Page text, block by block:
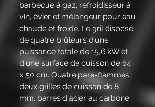
barbecue à gaz, refroidisseur à
vin, évier et mélangeur pour eau
chaude et froide. Le gril dispose
de quatre brûleurs d'une
puissance totale de 15,6 kW et
d'une surface de cuisson de 64
x 50 cm. Quatre pare-flammes,
deux grilles de cuisson de 8
mm. barres d'acier au carbone